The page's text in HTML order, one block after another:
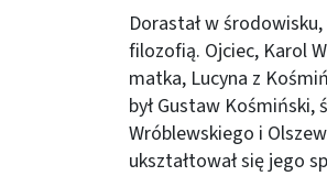
Dorastał w
filozofią. Ojciec, Karol
matka, Lucyna z
był Gustaw
Wróblewskiego i
ukształtował się jego